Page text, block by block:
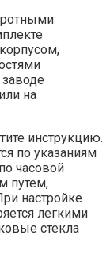
на
инструкцию.
по указаниям
часовой
путем,
настройке
легкими
стекла